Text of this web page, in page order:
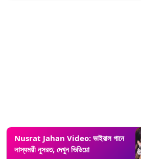
Nusrat Jahan Video: ভাইরাল গানে
লাস্যময়ী নুসরত, দেখুন ভিডিয়ো